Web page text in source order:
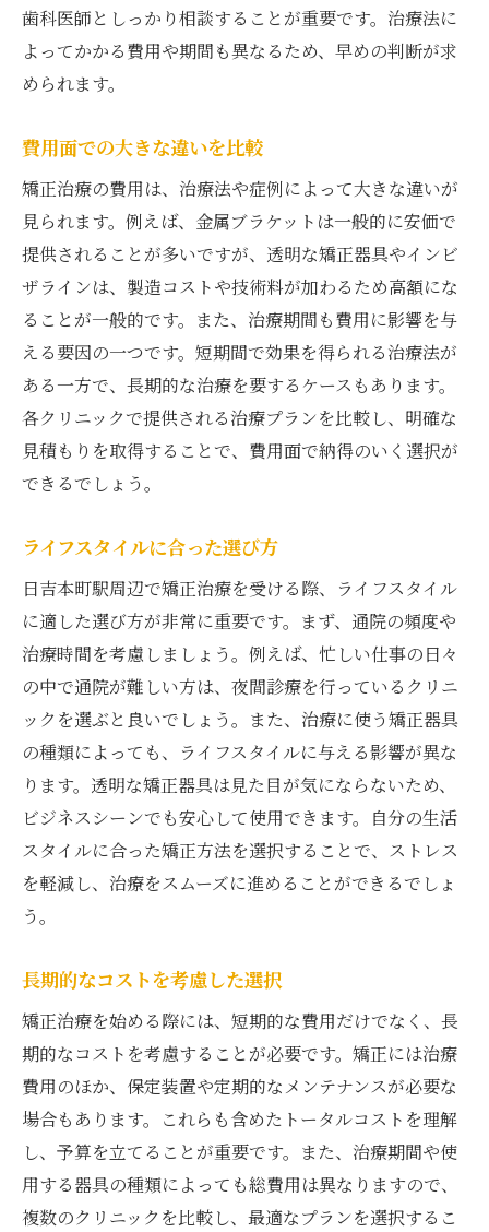
歯科医師としっかり相談することが重要です。治療法に
よってかかる費用や期間も異なるため、早めの判断が求
められます。
費用面での大きな違いを比較
矯正治療の費用は、治療法や症例によって大きな違いが
見られます。例えば、金属ブラケットは一般的に安価で
提供されることが多いですが、透明な矯正器具やインビ
ザラインは、製造コストや技術料が加わるため高額にな
ることが一般的です。また、治療期間も費用に影響を与
える要因の一つです。短期間で効果を得られる治療法が
ある一方で、長期的な治療を要するケースもあります。
各クリニックで提供される治療プランを比較し、明確な
見積もりを取得することで、費用面で納得のいく選択が
できるでしょう。
ライフスタイルに合った選び方
日吉本町駅周辺で矯正治療を受ける際、ライフスタイル
に適した選び方が非常に重要です。まず、通院の頻度や
治療時間を考慮しましょう。例えば、忙しい仕事の日々
の中で通院が難しい方は、夜間診療を行っているクリニ
ックを選ぶと良いでしょう。また、治療に使う矯正器具
の種類によっても、ライフスタイルに与える影響が異な
ります。透明な矯正器具は見た目が気にならないため、
ビジネスシーンでも安心して使用できます。自分の生活
スタイルに合った矯正方法を選択することで、ストレス
を軽減し、治療をスムーズに進めることができるでしょ
う。
長期的なコストを考慮した選択
矯正治療を始める際には、短期的な費用だけでなく、長
期的なコストを考慮することが必要です。矯正には治療
費用のほか、保定装置や定期的なメンテナンスが必要な
場合もあります。これらも含めたトータルコストを理解
し、予算を立てることが重要です。また、治療期間や使
用する器具の種類によっても総費用は異なりますので、
複数のクリニックを比較し、最適なプランを選択するこ